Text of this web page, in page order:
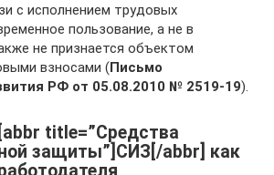
с исполнением трудовых
пользование, а не в
не признается объектом
взносами (Письмо
РФ от 05.08.2010 № 2519-19).
title=”Средства
защиты”]СИЗ[/abbr] как